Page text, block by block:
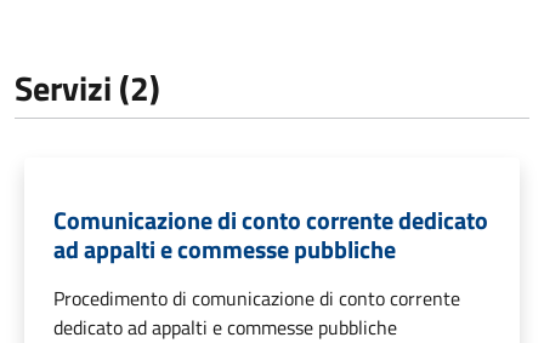
Servizi (2)
Comunicazione di conto corrente dedicato
ad appalti e commesse pubbliche
Procedimento di comunicazione di conto corrente
dedicato ad appalti e commesse pubbliche